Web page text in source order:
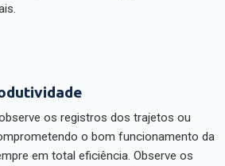
os registros dos trajetos ou
o bom funcionamento da
em total eficiência. Observe os